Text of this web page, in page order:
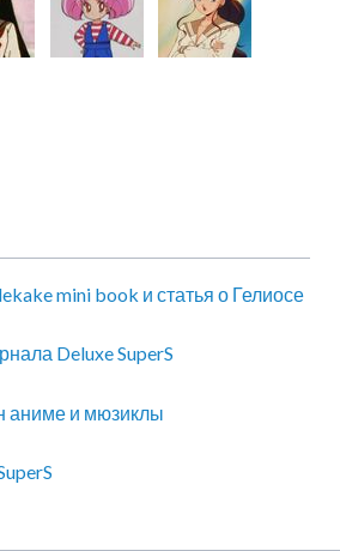
mini book и статья о Гелиосе
Deluxe SuperS
аниме и мюзиклы